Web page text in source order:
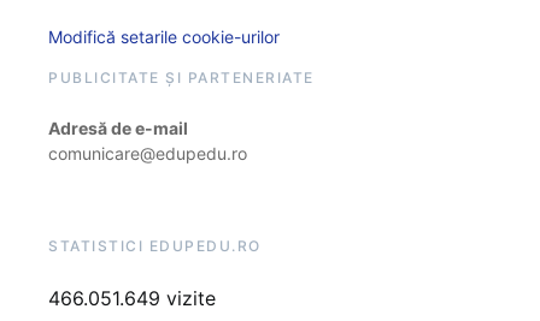
Modifică setarile cookie-urilor
PUBLICITATE ȘI PARTENERIATE
Adresă de e-mail
comunicare@edupedu.ro
STATISTICI EDUPEDU.RO
466.051.649 vizite